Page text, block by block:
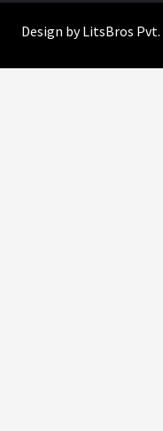
Design byLitsBros Pvt.